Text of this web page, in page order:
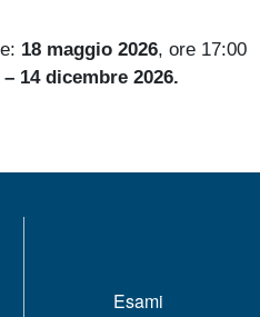
18 maggio 2026, ore 17:00
14 dicembre 2026.
Esami